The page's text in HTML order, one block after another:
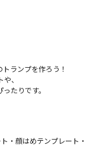
ランプを作ろう！
、
たりです。
・顔はめテンプレート・